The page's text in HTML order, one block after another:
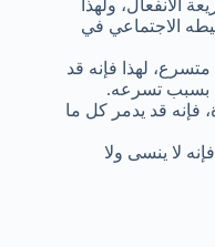
الانفعال، ولهذا
الاجتماعي في
لهذا فإنه قد
بسبب تسرعه.
فإنه قد يدمر كل ما
لا ينسى ولا